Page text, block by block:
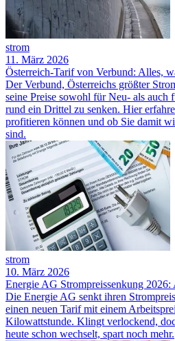
strom
11. März 2026
Österreich-Tarif von Verbund: Alles,
Der Verbund, Österreichs größter
seine Preise sowohl für Neu- als auch
rund ein Drittel zu senken. Hier
profitieren können und ob Sie damit
sind.
strom
10. März 2026
Energie AG Strompreissenkung 2026:
Die Energie AG senkt ihren
einen neuen Tarif mit einem
Kilowattstunde. Klingt verlockend,
heute schon wechselt, spart noch mehr.